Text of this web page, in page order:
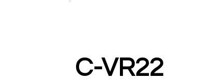
C-VR22